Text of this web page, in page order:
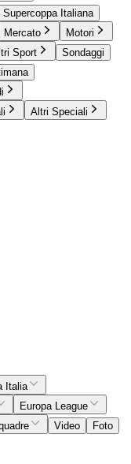
Supercoppa Italiana
Mercato
Motori
Sport
Sondaggi
Altri Speciali
Italia
Europa League
Video
Foto